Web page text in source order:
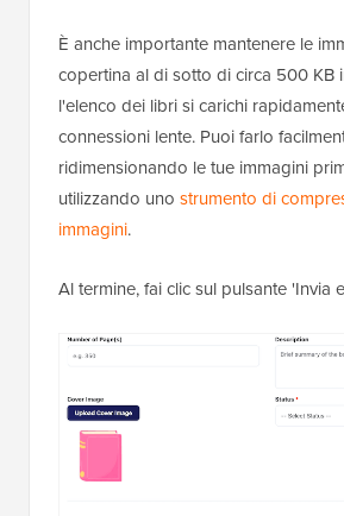
È anche importante mantenere le
copertina al di sotto di circa 500 KB
l'elenco dei libri si carichi
connessioni lente. Puoi farlo
ridimensionando le tue immagini
utilizzando uno strumento di
immagini.
Al termine, fai clic sul pulsante 'Invia